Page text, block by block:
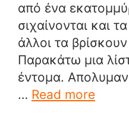
από ένα
σιχαίνονται και
άλλοι τα
Παρακάτω μια
έντομα.
… Read more